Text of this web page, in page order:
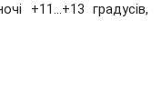
+11...+13 градусів,